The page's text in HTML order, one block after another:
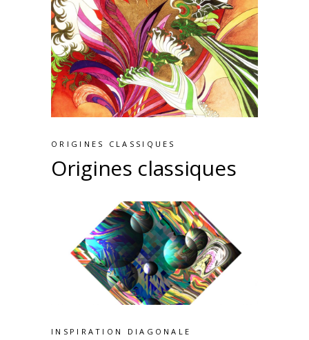
ORIGINES CLASSIQUES
Origines classiques
INSPIRATION DIAGONALE